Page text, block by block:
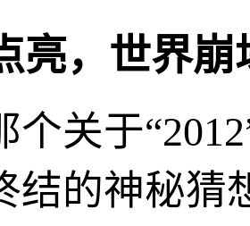
亮，世界
个关于
结的神秘猜